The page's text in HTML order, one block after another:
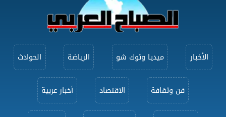
الأخبار ميديا وتوك شو الرياضة الحوادث
فن وثقافة الاقتصاد أخبار عربية